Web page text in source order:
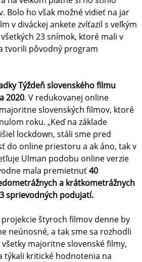
Bolo ho však možné vidieť na jar
v diváckej ankete zvíťazil s veľkým
23 snímok, ktoré mali v
tvorili pôvodný program
Týždeň slovenského filmu
2020. V redukovanej online
slovenských filmov, ktoré
roku. „Keď na základe
lockdown, stáli sme pred
do online priestoru a ak áno, tak v
Ulman podobu online verzie
mala premietnuť40
a krátkometrážnych
sprievodných podujatí.
štyroch filmov denne by
neúnosné, a tak sme sa rozhodli
majoritne slovenské filmy,
týkali kritické hodnotenia na